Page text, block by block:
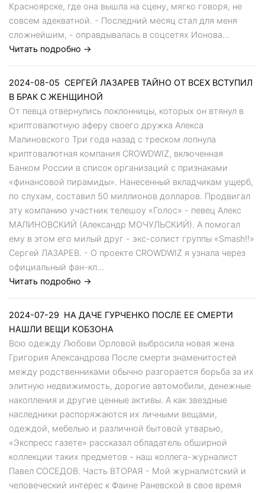
Красноярске, где она вышла на сцену, мягко говоря, не
совсем адекватной. - Последний месяц стал для меня
сложнейшим, - оправдывалась в соцсетях Ионова...
Читать подробно →
2024-08-05 СЕРГЕЙ ЛАЗАРЕВ ТАЙНО ОТ ВСЕХ ВСТУПИЛ
В БРАК С ЖЕНЩИНОЙ
От певца отвернулись поклонницы, которых он втянул в
криптовалютную аферу своего дружка Алекса
Малиновского Три года назад с треском лопнула
криптовалютная компания CROWDWIZ, включенная
Банком России в список организаций с признаками
«финансовой пирамиды». Нанесенный вкладчикам ущерб,
по слухам, составил 50 миллионов долларов. Продвигал
эту компанию участник телешоу «Голос» - певец Алекс
МАЛИНОВСКИЙ (Александр МОЧУЛЬСКИЙ). А помогал
ему в этом его милый друг - экс-солист группы «Smash!!»
Сергей ЛАЗАРЕВ. - О проекте CROWDWIZ я узнала через
официальный фан-кл...
Читать подробно →
2024-07-29 НА ДАЧЕ ГУРЧЕНКО ПОСЛЕ ЕЕ СМЕРТИ
НАШЛИ ВЕЩИ КОБЗОНА
Всю одежду Любови Орловой выбросила новая жена
Григория Александрова После смерти знаменитостей
между родственниками обычно разгорается борьба за их
элитную недвижимость, дорогие автомобили, денежные
накопления и другие ценные активы. А как звездные
наследники распоряжаются их личными вещами,
одеждой, мебелью и различной бытовой утварью,
«Экспресс газете» рассказал обладатель обширной
коллекции таких предметов - наш коллега-журналист
Павел СОСЕДОВ. Часть ВТОРАЯ - Мой журналистский и
человеческий интерес к Фаине Раневской в свое время